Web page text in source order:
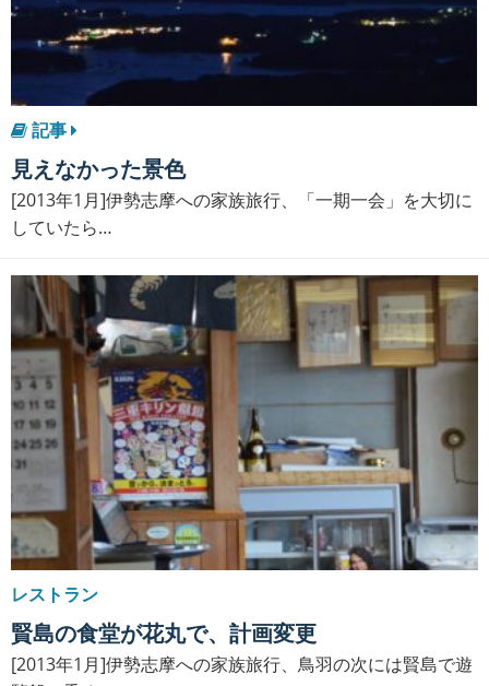
記事
見えなかった景色
[2013年1月]伊勢志摩への家族旅行、「一期一会」を大切に
していたら…
レストラン
賢島の食堂が花丸で、計画変更
[2013年1月]伊勢志摩への家族旅行、鳥羽の次には賢島で遊